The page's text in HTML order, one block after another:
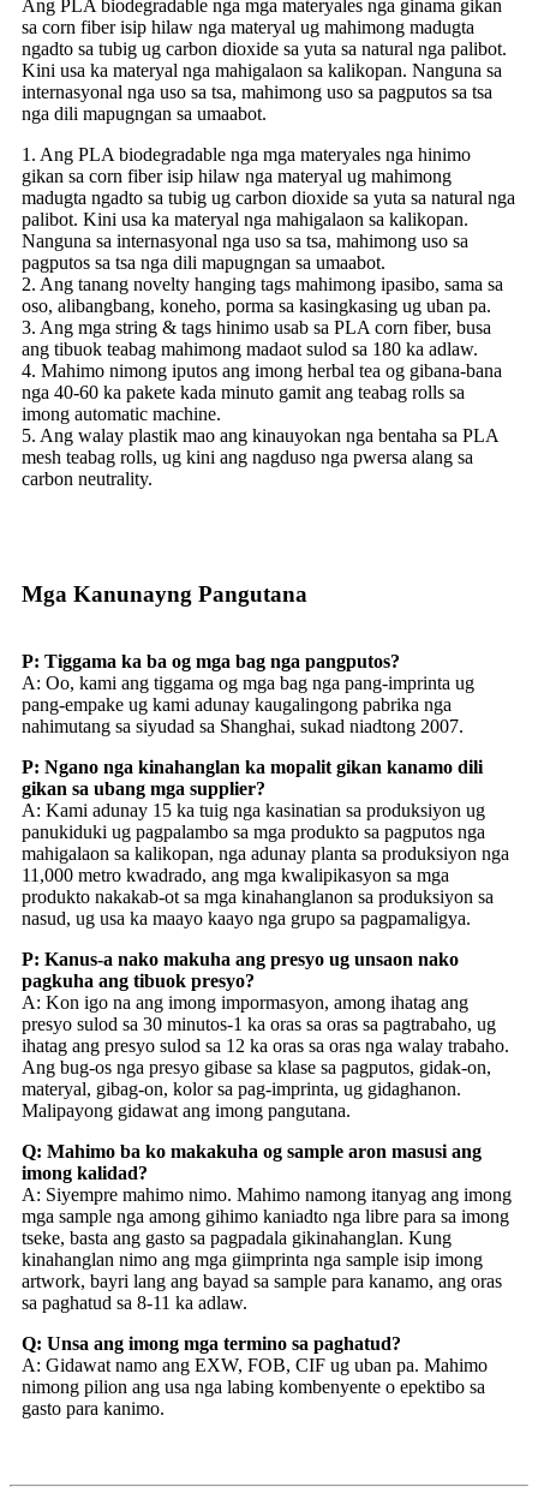
Ang PLA biodegradable nga mga materyales nga ginama gikan
sa corn fiber isip hilaw nga materyal ug mahimong madugta
ngadto sa tubig ug carbon dioxide sa yuta sa natural nga palibot.
Kini usa ka materyal nga mahigalaon sa kalikopan. Nanguna sa
internasyonal nga uso sa tsa, mahimong uso sa pagputos sa tsa
nga dili mapugngan sa umaabot.
1. Ang PLA biodegradable nga mga materyales nga hinimo
gikan sa corn fiber isip hilaw nga materyal ug mahimong
madugta ngadto sa tubig ug carbon dioxide sa yuta sa natural nga
palibot. Kini usa ka materyal nga mahigalaon sa kalikopan.
Nanguna sa internasyonal nga uso sa tsa, mahimong uso sa
pagputos sa tsa nga dili mapugngan sa umaabot.
2. Ang tanang novelty hanging tags mahimong ipasibo, sama sa
oso, alibangbang, koneho, porma sa kasingkasing ug uban pa.
3. Ang mga string & tags hinimo usab sa PLA corn fiber, busa
ang tibuok teabag mahimong madaot sulod sa 180 ka adlaw.
4. Mahimo nimong iputos ang imong herbal tea og gibana-bana
nga 40-60 ka pakete kada minuto gamit ang teabag rolls sa
imong automatic machine.
5. Ang walay plastik mao ang kinauyokan nga bentaha sa PLA
mesh teabag rolls, ug kini ang nagduso nga pwersa alang sa
carbon neutrality.
Mga Kanunayng Pangutana
P: Tiggama ka ba og mga bag nga pangputos?
A: Oo, kami ang tiggama og mga bag nga pang-imprinta ug
pang-empake ug kami adunay kaugalingong pabrika nga
nahimutang sa siyudad sa Shanghai, sukad niadtong 2007.
P: Ngano nga kinahanglan ka mopalit gikan kanamo dili
gikan sa ubang mga supplier?
A: Kami adunay 15 ka tuig nga kasinatian sa produksiyon ug
panukiduki ug pagpalambo sa mga produkto sa pagputos nga
mahigalaon sa kalikopan, nga adunay planta sa produksiyon nga
11,000 metro kwadrado, ang mga kwalipikasyon sa mga
produkto nakakab-ot sa mga kinahanglanon sa produksiyon sa
nasud, ug usa ka maayo kaayo nga grupo sa pagpamaligya.
P: Kanus-a nako makuha ang presyo ug unsaon nako
pagkuha ang tibuok presyo?
A: Kon igo na ang imong impormasyon, among ihatag ang
presyo sulod sa 30 minutos-1 ka oras sa oras sa pagtrabaho, ug
ihatag ang presyo sulod sa 12 ka oras sa oras nga walay trabaho.
Ang bug-os nga presyo gibase sa klase sa pagputos, gidak-on,
materyal, gibag-on, kolor sa pag-imprinta, ug gidaghanon.
Malipayong gidawat ang imong pangutana.
Q: Mahimo ba ko makakuha og sample aron masusi ang
imong kalidad?
A: Siyempre mahimo nimo. Mahimo namong itanyag ang imong
mga sample nga among gihimo kaniadto nga libre para sa imong
tseke, basta ang gasto sa pagpadala gikinahanglan. Kung
kinahanglan nimo ang mga giimprinta nga sample isip imong
artwork, bayri lang ang bayad sa sample para kanamo, ang oras
sa paghatud sa 8-11 ka adlaw.
Q: Unsa ang imong mga termino sa paghatud?
A: Gidawat namo ang EXW, FOB, CIF ug uban pa. Mahimo
nimong pilion ang usa nga labing kombenyente o epektibo sa
gasto para kanimo.